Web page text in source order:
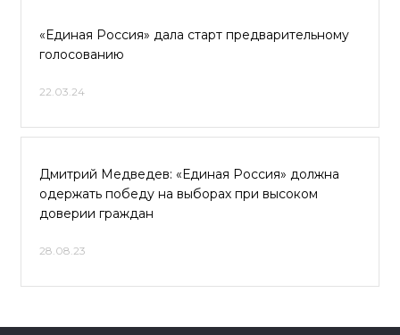
«Единая Россия» дала старт предварительному
голосованию
22.03.24
Дмитрий Медведев: «Единая Россия» должна
одержать победу на выборах при высоком
доверии граждан
28.08.23